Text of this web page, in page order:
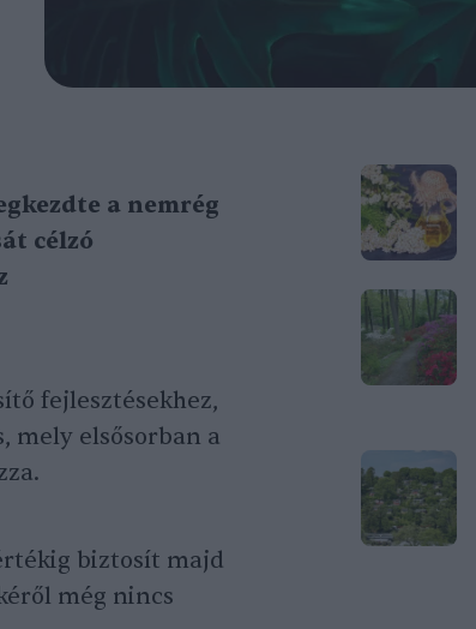
a nemrég
célzó
fejlesztésekhez,
mely elsősorban a
biztosít majd
még nincs